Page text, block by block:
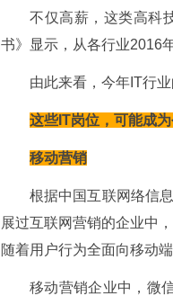
不仅高薪，这类高科
书》显示，从各行业2016
由此来看，今年IT行
这些IT岗位，可能成
移动营销
根据中国互联网络信
展过互联网营销的企业中
随着用户行为全面向移动
移动营销企业中，微